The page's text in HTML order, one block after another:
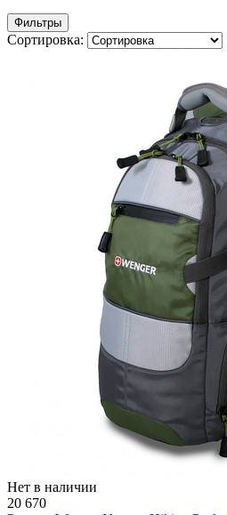
Фильтры
Сортировка:
Нет в наличии
20 670